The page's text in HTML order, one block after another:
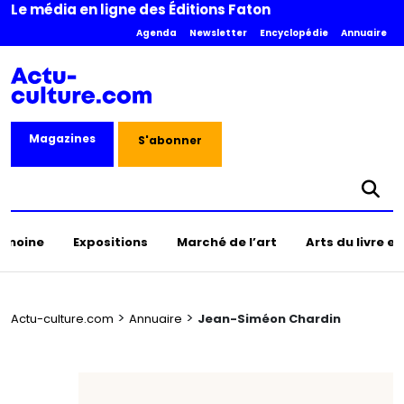
Le média en ligne des Éditions Faton
Agenda Newsletter Encyclopédie Annuaire
Magazines S'abonner
Expositions Marché de l’art Arts du livre
Actu-culture.com > Annuaire > Jean-Siméon Chardin